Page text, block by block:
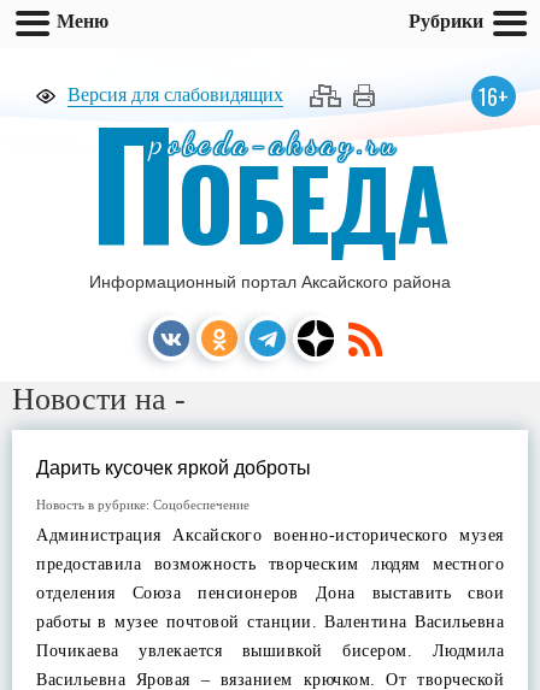
Версия для слабовидящих 16+
pobeda-aksay.ru
ПОБЕДА
Информационный портал Аксайского района
Новости на -
Дарить кусочек яркой доброты
Новость в рубрике: Соцобеспечение
Администрация Аксайского военно-исторического музея
предоставила возможность творческим людям местного
отделения Союза пенсионеров Дона выставить свои
работы в музее почтовой станции. Валентина Васильевна
Почикаева увлекается вышивкой бисером. Людмила
Васильевна Яровая – вязанием крючком. От творческой
Меню Рубрики